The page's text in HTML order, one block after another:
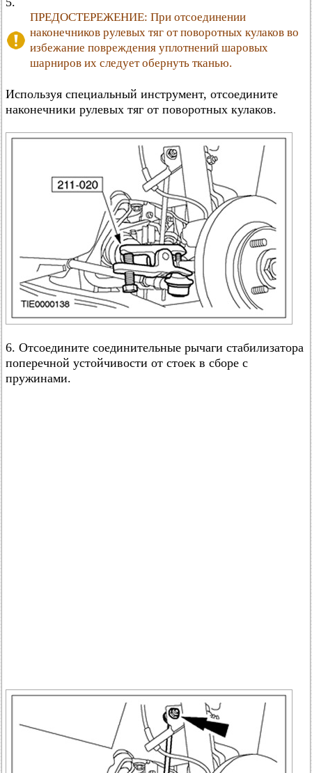
ПРЕДОСТЕРЕЖЕНИЕ: При отсоединении
наконечников рулевых тяг от поворотных кулаков во
избежание повреждения уплотнений шаровых
шарниров их следует обернуть тканью.
Используя специальный инструмент, отсоедините
наконечники рулевых тяг от поворотных кулаков.
6. Отсоедините соединительные рычаги стабилизатора
поперечной устойчивости от стоек в сборе с
пружинами.